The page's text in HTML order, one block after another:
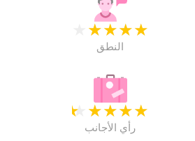
★
★
★
★
النطق
★
★
★
★
★
رأي الأجانب